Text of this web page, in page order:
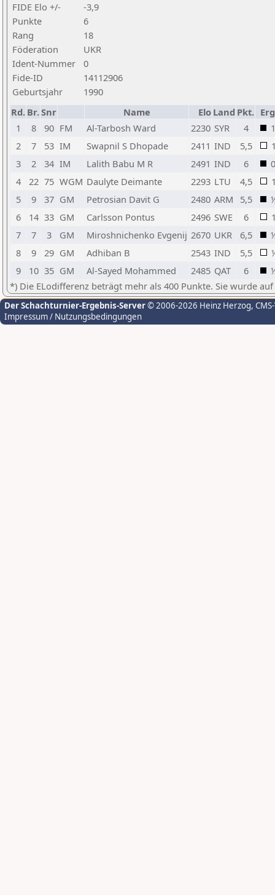
FIDE Elo +/-
-3,9
Punkte
6
Rang
18
Föderation
UKR
Ident-Nummer
0
Fide-ID
14112906
Geburtsjahr
1990
Rd. Br.Snr Name Elo Land Pkt.
1
8 90 FM Al-Tarbosh Ward 2230 SYR 4
1
2
7 53 IM Swapnil S Dhopade 2411 IND 5,5
3
2 34 IM Lalith Babu M R 2491 IND 6
0
4
22 75 WGM Daulyte Deimante 2293 LTU 4,5
5
9 37 GM Petrosian Davit G 2480 ARM 5,5
6
14 33 GM Carlsson Pontus 2496 SWE 6
7
7 3 GM Miroshnichenko Evgenij 2670 UKR 6,5
8
9 29 GM Adhiban B 2543 IND 5,5
9
10 35 GM Al-Sayed Mohammed 2485 QAT 6
*) Die ELodifferenz beträgt mehr als 400 Punkte. Sie wurde
Der Schachturnier-Ergebnis-Server© 2006-2026 Heinz Herzog,
Impressum / Nutzungsbedingungen